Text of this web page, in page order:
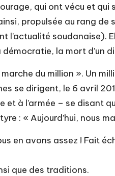
qui ont vécu et
propulsée au rang
l’actualité soudanaise).
démocratie, la mort d’un
du million ». Un
se dirigent, le 6 avril
à l’armée – se disant
: « Aujourd’hui, nous
en avons assez ! Fait
que des traditions.